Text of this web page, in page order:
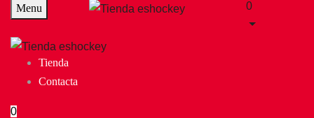
Menu
0
Tienda
Contacta
0